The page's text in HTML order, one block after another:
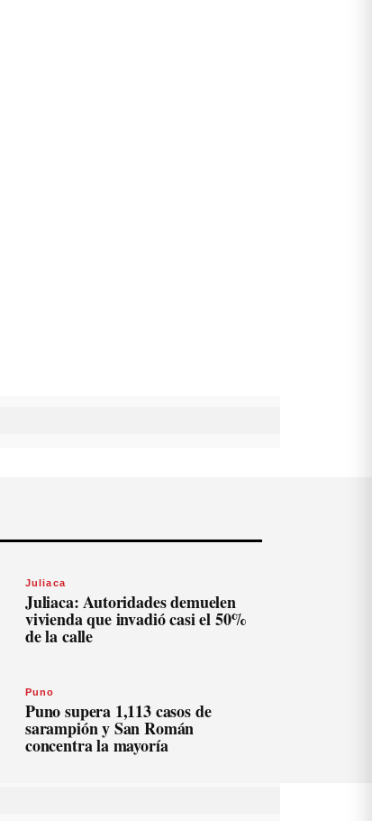
Juliaca
Juliaca: Autoridades demuelen
vivienda que invadió casi el 50%
de la calle
Puno
Puno supera 1,113 casos de
sarampión y San Román
concentra la mayoría